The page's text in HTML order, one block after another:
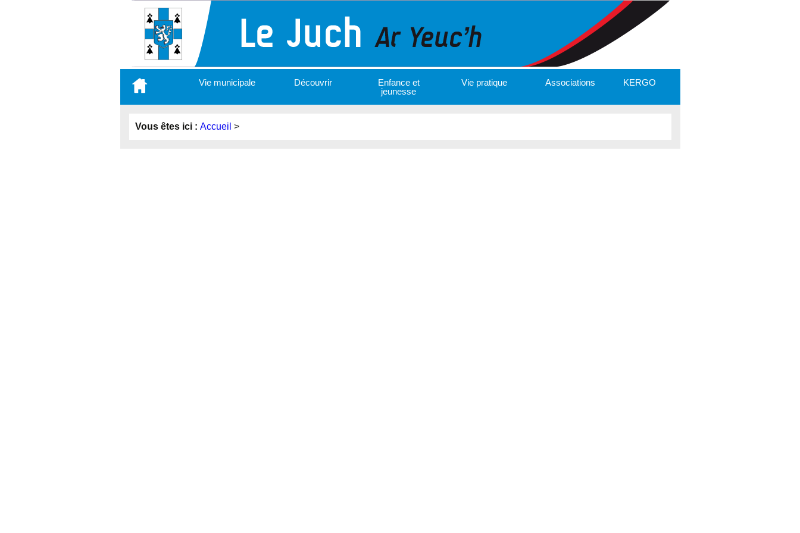
contenu
Vie municipale Découvrir
Enfance et
jeunesse
Vie pratique Associations KERGO
Vous êtes ici : Accueil >